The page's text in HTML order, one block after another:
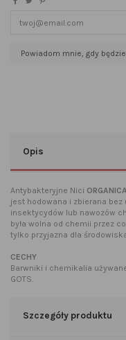
Opis
Antybakteryjne Nici ORGANICA
jest hodowana i zbierana bez
insektycydów lub nawozów
była wolna od chemii przez
tylko przyjazna dla
CECHY
Barwniki i chemikalia
GOTS.
Szczegóły produktu